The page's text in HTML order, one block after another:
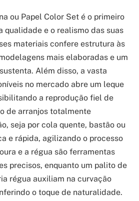
ou Papel Color Set é o primeiro
qualidade e o realismo das suas
materiais confere estrutura às
mais elaboradas e um
Além disso, a vasta
no mercado abre um leque
a reprodução fiel de
de arranjos totalmente
seja por cola quente, bastão ou
e rápida, agilizando o processo
e a régua são ferramentas
precisos, enquanto um palito de
régua auxiliam na curvação
o toque de naturalidade.